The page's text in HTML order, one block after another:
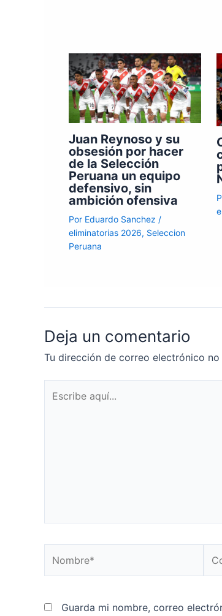
Juan Reynoso y su
obsesión por hacer
de la Selección
Peruana un equipo
defensivo, sin
ambición ofensiva
Por Eduardo Sanchez /
eliminatorias 2026, Seleccion
Peruana
Deja un comentario
Tu dirección de correo electrónico no
aquí...
Guarda mi nombre, correo